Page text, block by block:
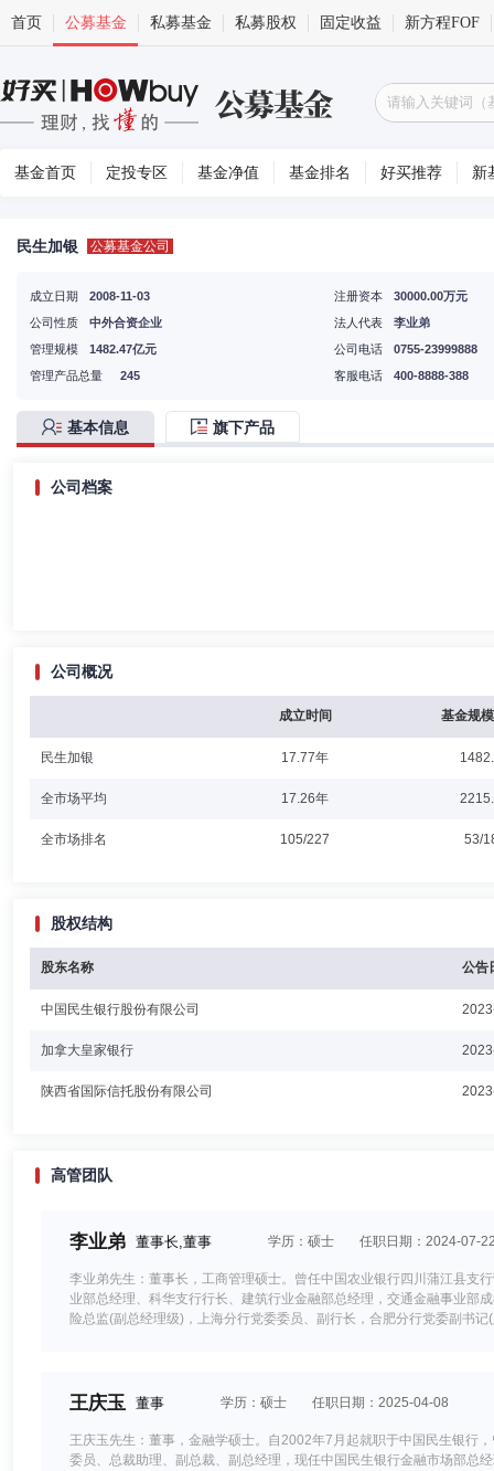
首页 公募基金 私募基金 私募股权 固定收益 新方程FOF
基金首页 定投专区 基金净值 基金排名 好买推荐 新
民生加银 公募基金公司
成立日期
2008-11-03
公司性质
中外合资企业
注册资本
30000.00万元
法人代表
李业弟
管理规模
1482.47亿元
管理产品总量
245
公司电话
0755-23999888
客服电话
400-8888-388
基本信息 旗下产品
公司档案
公司概况
成立时间 基金规
民生加银 17.77年
全市场平均 17.26年
全市场排名 105/227 53/
股权结构
股东名称 公告
中国民生银行股份有限公司
加拿大皇家银行
陕西省国际信托股份有限公司
高管团队
李业弟 董事长,董事 学历：硕士 任职日期：2024-07-
李业弟先生：董事长，工商管理硕士。曾任中国农业银行四川蒲江县支
业部总经理、科华支行行长、建筑行业金融部总经理，交通金融事业部
险总监(副总经理级)，上海分行党委委员、副行长，合肥分行党委副书
王庆玉 董事 学历：硕士 任职日期：2025-04-08
王庆玉先生：董事，金融学硕士。自2002年7月起就职于中国民生银行
委员、总裁助理、副总裁、副总经理，现任中国民生银行金融市场部总